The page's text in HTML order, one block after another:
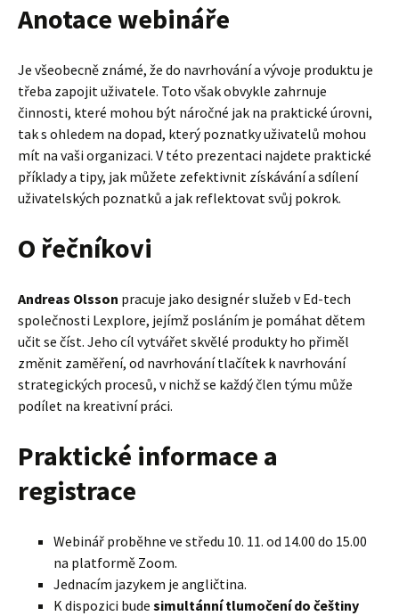
Anotace webináře
Je všeobecně známé, že do navrhování a vývoje produktu je
třeba zapojit uživatele. Toto však obvykle zahrnuje
činnosti, které mohou být náročné jak na praktické úrovni,
tak s ohledem na dopad, který poznatky uživatelů mohou
mít na vaši organizaci. V této prezentaci najdete praktické
příklady a tipy, jak můžete zefektivnit získávání a sdílení
uživatelských poznatků a jak reflektovat svůj pokrok.
O řečníkovi
Andreas Olsson pracuje jako designér služeb v Ed-tech
společnosti Lexplore, jejímž posláním je pomáhat dětem
učit se číst. Jeho cíl vytvářet skvělé produkty ho přiměl
změnit zaměření, od navrhování tlačítek k navrhování
strategických procesů, v nichž se každý člen týmu může
podílet na kreativní práci.
Praktické informace a
registrace
Webinář proběhne ve středu 10. 11. od 14.00 do 15.00
na platformě Zoom.
Jednacím jazykem je angličtina.
K dispozici bude simultánní tlumočení do češtiny